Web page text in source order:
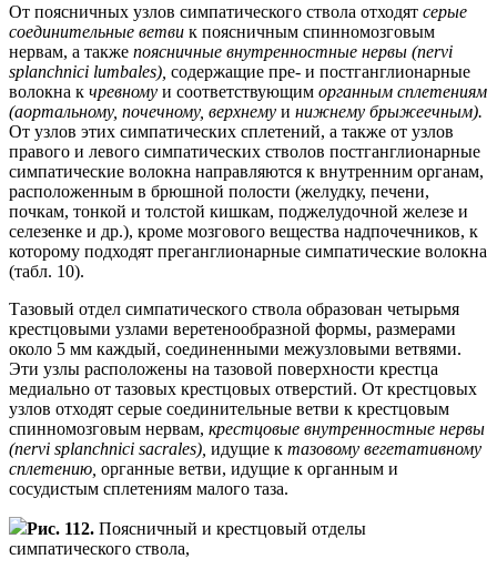
От поясничных узлов симпатического ствола отходят серые
соединительные ветви к поясничным спинномозговым
нервам, а также поясничные внутренностные нервы (nervi
splanchnici lumbales), содержащие пре- и постганглионарные
волокна к чревному и соответствующим органным сплетениям
(аортальному, почечному, верхнему и нижнему брыжеечным).
От узлов этих симпатических сплетений, а также от узлов
правого и левого симпатических стволов постганглионарные
симпатические волокна направляются к внутренним органам,
расположенным в брюшной полости (желудку, печени,
почкам, тонкой и толстой кишкам, поджелудочной железе и
селезенке и др.), кроме мозгового вещества надпочечников, к
которому подходят преганглионарные симпатические волокна
(табл. 10).
Тазовый отдел симпатического ствола образован четырьмя
крестцовыми узлами веретенообразной формы, размерами
около 5 мм каждый, соединенными межузловыми ветвями.
Эти узлы расположены на тазовой поверхности крестца
медиально от тазовых крестцовых отверстий. От крестцовых
узлов отходят серые соединительные ветви к крестцовым
спинномозговым нервам, крестцовые внутренностные нервы
(nervi splanchnici sacrales), идущие к тазовому вегетативному
сплетению, органные ветви, идущие к органным и
сосудистым сплетениям малого таза.
Рис. 112. Поясничный и крестцовый отделы
симпатического ствола,